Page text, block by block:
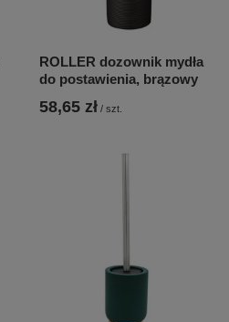
ROLLER dozownik mydła
do postawienia, brązowy
58,65 zł / szt.